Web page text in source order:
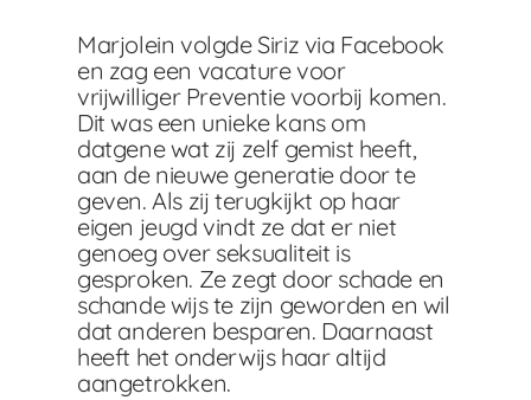
Marjolein volgde Siriz via Facebook
en zag een vacature voor
vrijwilliger Preventie voorbij komen.
Dit was een unieke kans om
datgene wat zij zelf gemist heeft,
aan de nieuwe generatie door te
geven. Als zij terugkijkt op haar
eigen jeugd vindt ze dat er niet
genoeg over seksualiteit is
gesproken. Ze zegt door schade en
schande wijs te zijn geworden en wil
dat anderen besparen. Daarnaast
heeft het onderwijs haar altijd
aangetrokken.